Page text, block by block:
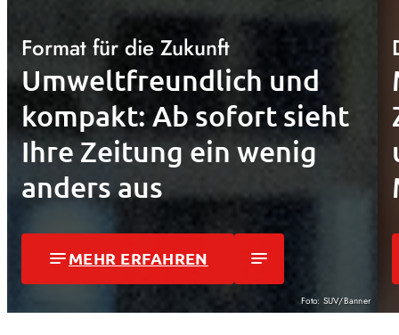
Foto: SUV/Banner
Format für die Zukunft
Umweltfreundlich und
kompakt: Ab sofort sieht
Ihre Zeitung ein wenig
anders aus
notesMEHR ERFAHREN notes